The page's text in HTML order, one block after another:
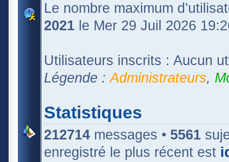
Le nombre maximum
2021 le Mer 29 Juil 2026
Utilisateurs inscrits : Aucun
Légende :Administrateurs,
Statistiques
212714 messages • 5561
enregistré le plus récent est